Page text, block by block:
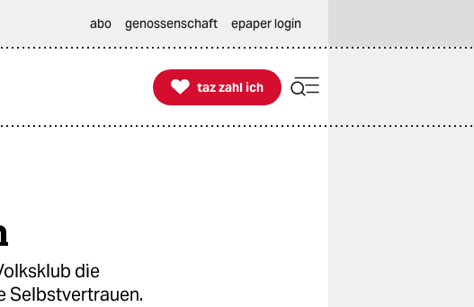
abo genossenschaft epaper login

taz zahl ich
taz zahl ich
die
Selbstvertrauen.